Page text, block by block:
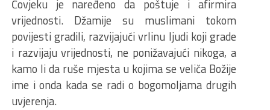
Čovjeku je naređeno da poštuje i afirmira
vrijednosti. Džamije su muslimani tokom
povijesti gradili, razvijajući vrlinu ljudi koji grade
i razvijaju vrijednosti, ne ponižavajući nikoga, a
kamo li da ruše mjesta u kojima se veliča Božije
ime i onda kada se radi o bogomoljama drugih
uvjerenja.